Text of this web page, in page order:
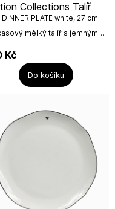
mělký talíř s jemným
jak s černými, šedými
produkty od Bastion...
PLATE white, 27 cm
Kč
Do košíku